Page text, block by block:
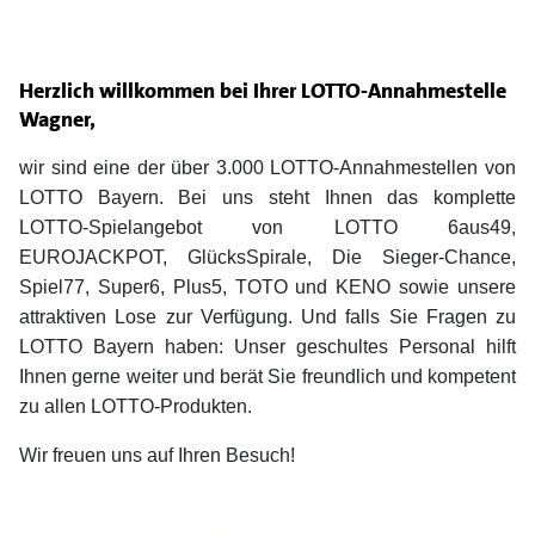
Herzlich willkommen bei Ihrer LOTTO-Annahmestelle
Wagner,
wir sind eine der über 3.000 LOTTO-Annahmestellen von
LOTTO Bayern. Bei uns steht Ihnen das komplette
LOTTO-Spielangebot von LOTTO 6aus49,
EUROJACKPOT, GlücksSpirale, Die Sieger-Chance,
Spiel77, Super6, Plus5, TOTO und KENO sowie unsere
attraktiven Lose zur Verfügung. Und falls Sie Fragen zu
LOTTO Bayern haben: Unser geschultes Personal hilft
Ihnen gerne weiter und berät Sie freundlich und kompetent
zu allen LOTTO-Produkten.
Wir freuen uns auf Ihren Besuch!